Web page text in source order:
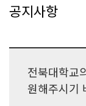
공지사항
전북대학교
원해주시기